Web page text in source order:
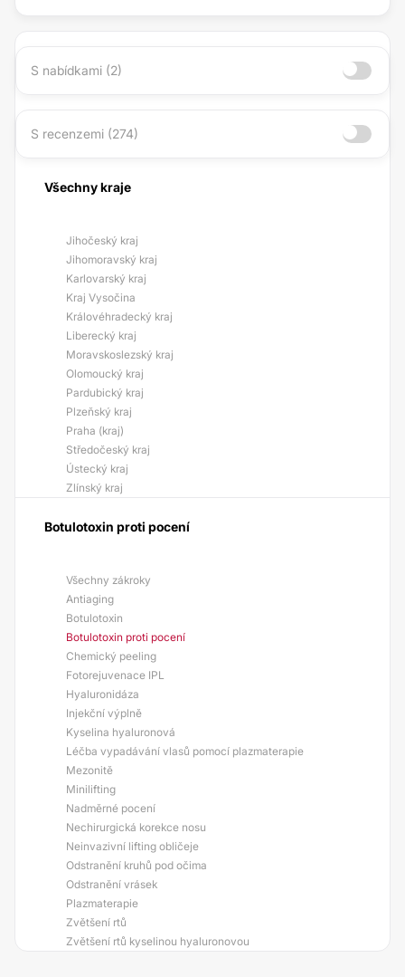
S nabídkami (2)
S recenzemi (274)
Všechny kraje
Jihočeský kraj
Jihomoravský kraj
Karlovarský kraj
Kraj Vysočina
Královéhradecký kraj
Liberecký kraj
Moravskoslezský kraj
Olomoucký kraj
Pardubický kraj
Plzeňský kraj
Praha (kraj)
Středočeský kraj
Ústecký kraj
Zlínský kraj
Botulotoxin proti pocení
Všechny zákroky
Antiaging
Botulotoxin
Botulotoxin proti pocení
Chemický peeling
Fotorejuvenace IPL
Hyaluronidáza
Injekční výplně
Kyselina hyaluronová
Léčba vypadávání vlasů pomocí plazmaterapie
Mezonitě
Minilifting
Nadměrné pocení
Nechirurgická korekce nosu
Neinvazivní lifting obličeje
Odstranění kruhů pod očima
Odstranění vrásek
Plazmaterapie
Zvětšení rtů
Zvětšení rtů kyselinou hyaluronovou